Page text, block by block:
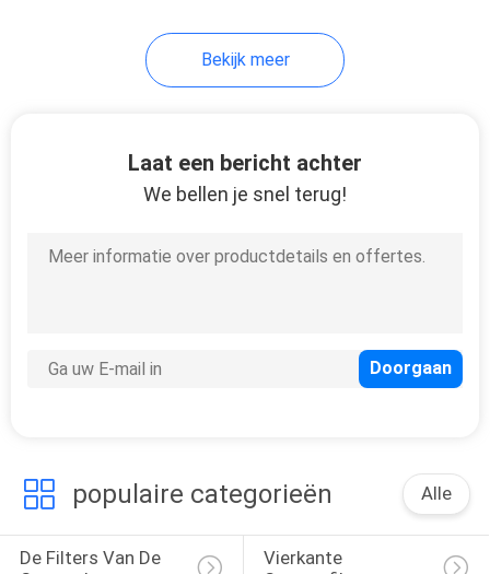
Bekijk meer
Laat een bericht achter
We bellen je snel terug!
populaire categorieën Alle
De Filters Van De
Vierkante